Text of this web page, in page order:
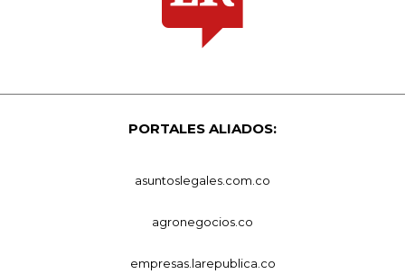
PORTALES ALIADOS:
asuntoslegales.com.co
agronegocios.co
empresas.larepublica.co